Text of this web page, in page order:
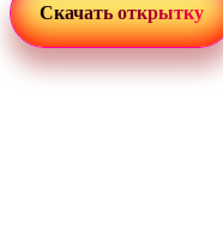
Скачать открытку